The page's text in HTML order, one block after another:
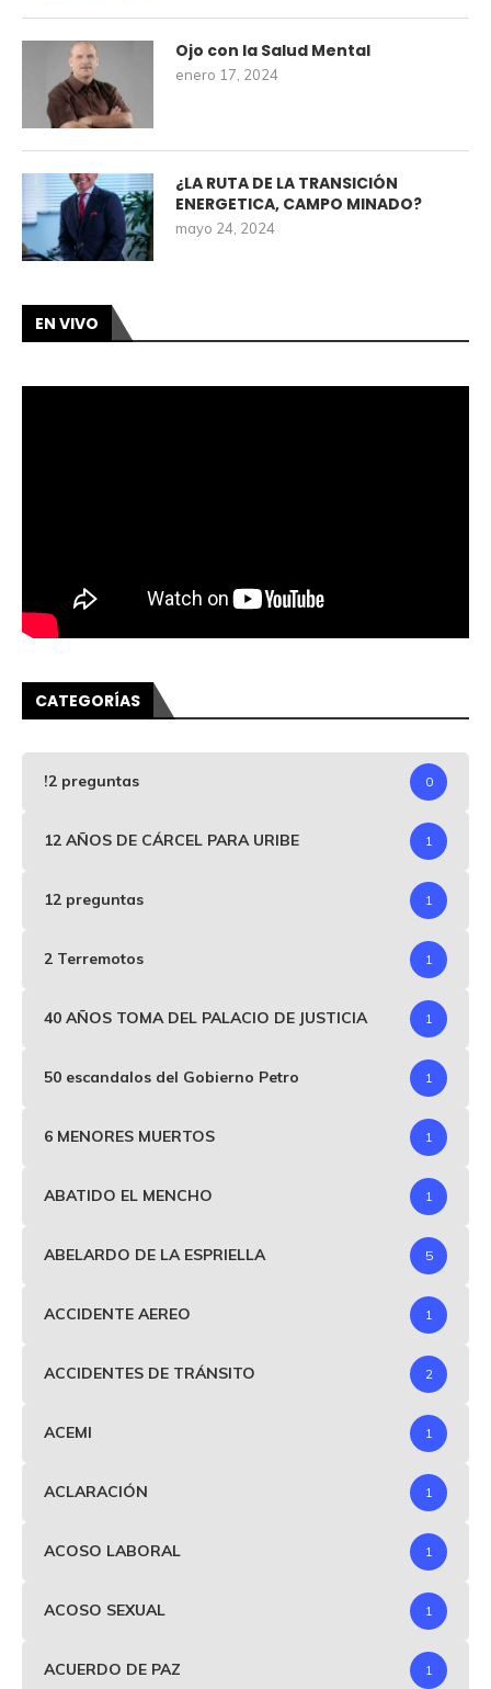
Ojo con la Salud Mental
enero 17, 2024
¿LA RUTA DE LA TRANSICIÓN
ENERGETICA, CAMPO MINADO?
mayo 24, 2024
EN VIVO
CATEGORÍAS
!2 preguntas 0
12 AÑOS DE CÁRCEL PARA URIBE 1
12 preguntas 1
2 Terremotos 1
40 AÑOS TOMA DEL PALACIO DE JUSTICIA 1
50 escandalos del Gobierno Petro 1
6 MENORES MUERTOS 1
ABATIDO EL MENCHO 1
ABELARDO DE LA ESPRIELLA 5
ACCIDENTE AEREO 1
ACCIDENTES DE TRÁNSITO 2
ACEMI 1
ACLARACIÓN 1
ACOSO LABORAL 1
ACOSO SEXUAL 1
ACUERDO DE PAZ 1